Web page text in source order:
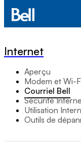
Internet
Aperçu
Modem et Wi-
Courriel Bell
Sécurité
Utilisation
Outils de